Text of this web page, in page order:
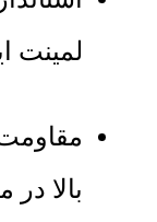
لمینت
مقاومت
بالا